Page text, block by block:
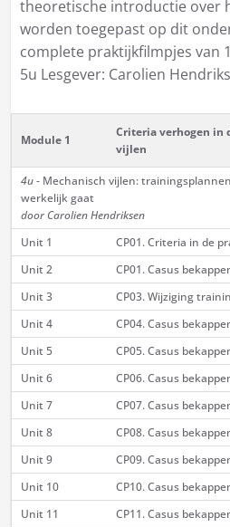
theoretische introductie over
worden toegepast op dit
complete praktijkfilmpjes van
5u Lesgever: Carolien
Module 1
Criteria verhogen in
vijlen
4u- Mechanisch vijlen:
werkelijk gaat
door Carolien Hendriksen
Unit 1
CP01. Criteria in de
Unit 2
CP01. Casus
Unit 3
CP03. Wijziging
Unit 4
CP04. Casus
Unit 5
CP05. Casus
Unit 6
CP06. Casus
Unit 7
CP07. Casus
Unit 8
CP08. Casus
Unit 9
CP09. Casus
Unit 10
CP10. Casus
Unit 11
CP11. Casus